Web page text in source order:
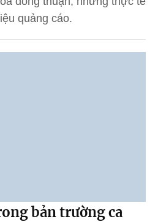
quảng cáo.
bản trường ca